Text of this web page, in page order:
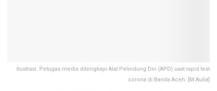
Ilustrasi: Petugas medis dilengkapi Alat Pelindung Diri (APD) saat rapid test
corona di Banda Aceh. [M Aulia]